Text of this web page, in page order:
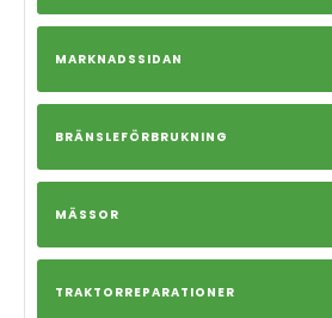
MARKNADSSIDAN
BRÄNSLEFÖRBRUKNING
MÄSSOR
TRAKTORREPARATIONER